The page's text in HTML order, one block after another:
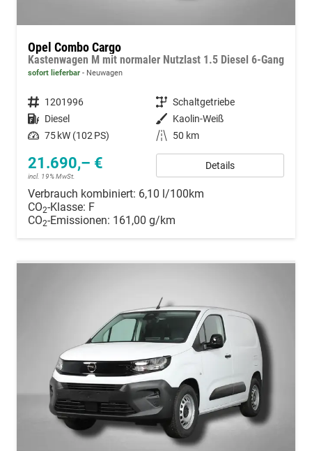
Opel Combo Cargo
Kastenwagen M mit normaler Nutzlast 1.5 Diesel 6-Gang
sofort lieferbar Neuwagen
Fahrzeugnummer 1201996 Getriebe Schaltgetriebe
Kraftstoff Diesel Außenfarbe Kaolin-Weiß
Leistung 75 kW (102 PS) Kilometerstand 50 km
21.690,– €
incl. 19% MwSt.
Details
Verbrauch kombiniert: 6,10 l/100km
CO2-Klasse: F
CO2-Emissionen: 161,00 g/km